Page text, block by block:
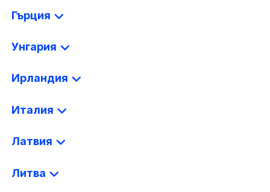
Гърция
Унгария
Ирландия
Италия
Латвия
Литва